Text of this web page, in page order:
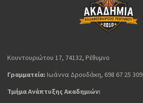
Κουντουριώτου 17, 74132, Ρέθυμνο
Γραμματεία: Ιωάννα Δρουδάκη, 698 67 25 309
Τμήμα Ανάπτυξης Ακαδημιών: